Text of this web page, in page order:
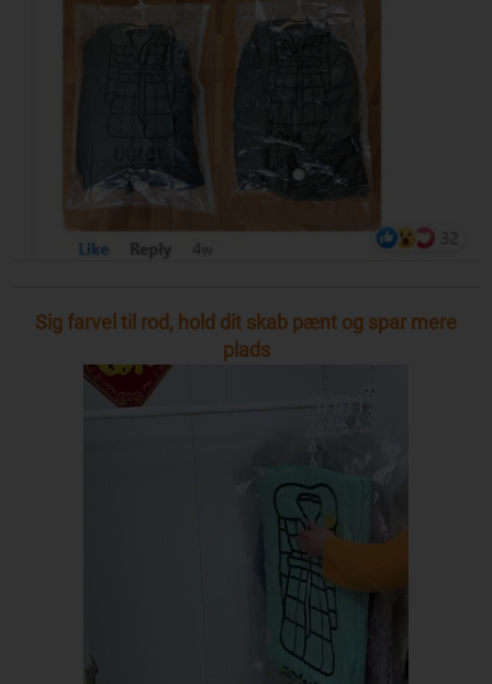
Sig farvel til rod, hold dit skab pænt og spar mere
plads